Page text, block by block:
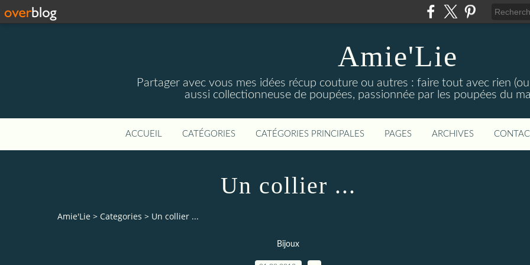
Amie'Lie
Partager avec vous mes idées récup couture ou autres : faire tout avec rien
aussi collectionneuse de poupées, passionnée par les poupées du
ACCUEIL CATÉGORIES CATÉGORIES PRINCIPALES PAGES ARCHIVES
Un collier ...
Amie'Lie > Categories > Un collier ...
Bijoux